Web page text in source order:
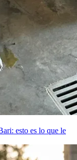
esto es lo que le